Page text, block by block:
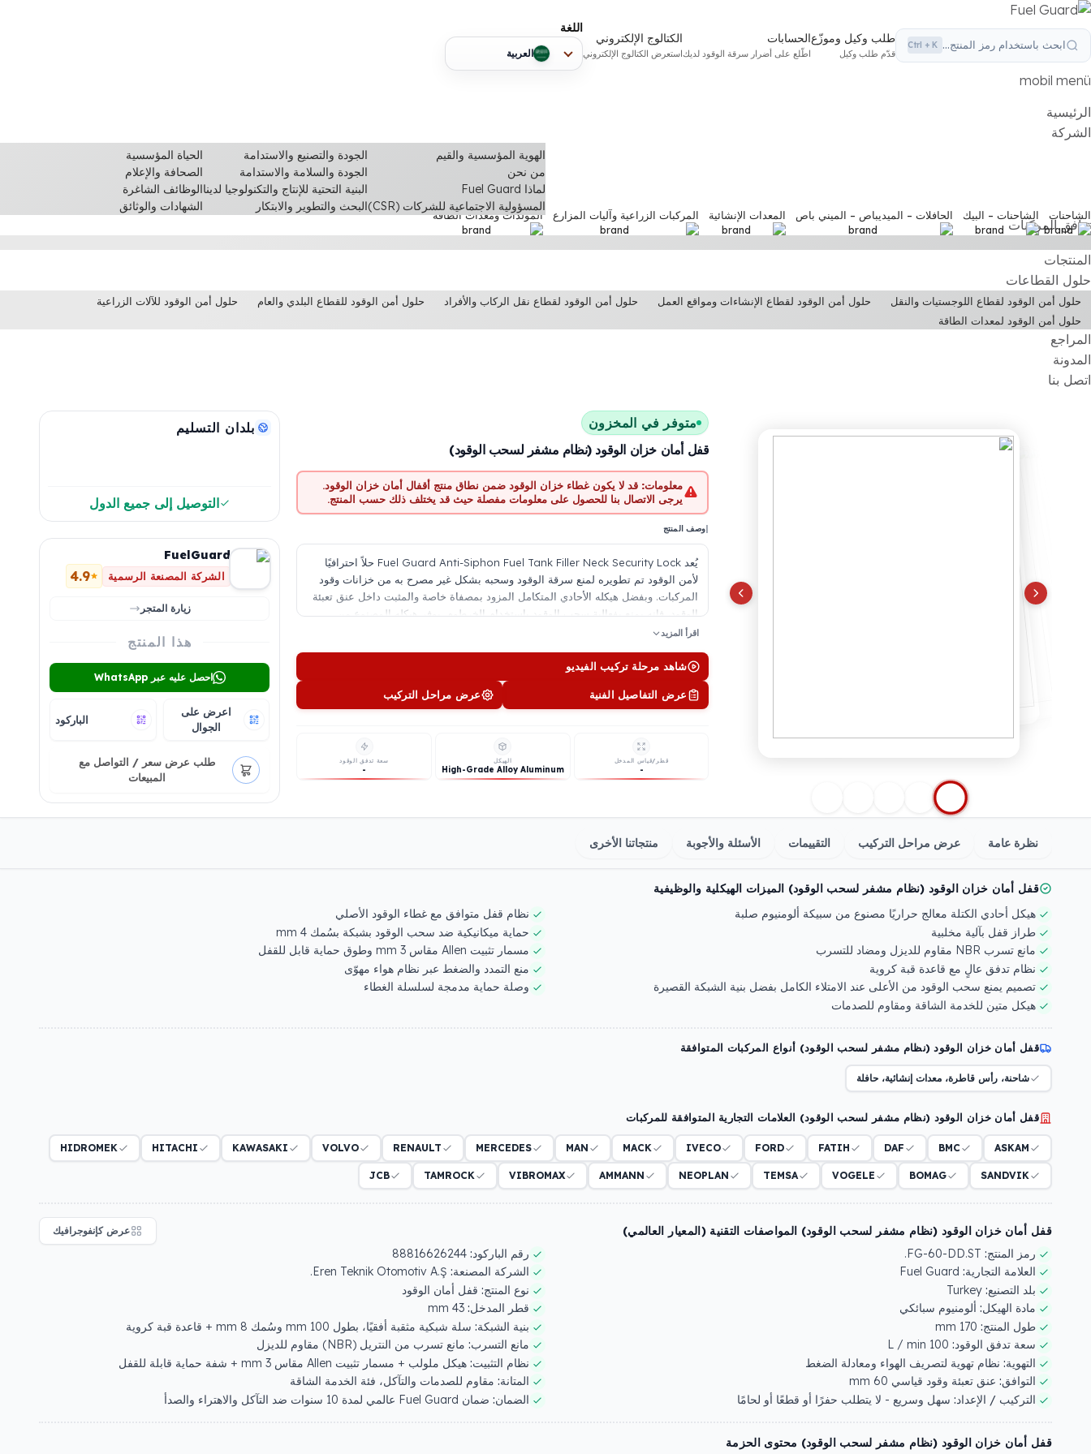
ابحث باستخدام رمز المنتج... Ctrl + K طلب وكيل وموزّع
قدّم طلب وكيل
الحسابات
اطّلع على أضرار سرقة الوقود لديك
الكتالوج الإلكتروني
استعرض الكتالوج الإلكتروني
اللغة
العربية
mobil menü
الرئيسية
الشركة
الهوية المؤسسية والقيم
من نحن
لماذا Fuel Guard
المسؤولية الاجتماعية للشركات (CSR)
الجودة والتصنيع والاستدامة
الجودة والسلامة والاستدامة
البنية التحتية للإنتاج والتكنولوجيا لدينا
البحث والتطوير والابتكار
الحياة المؤسسية
الصحافة والإعلام
الوظائف الشاغرة
الشهادات والوثائق
توافق المركبات
الشاحنات الشاحنات – البيك الحافلات – الميديباص – الميني باص المعدات الإنشائية المركبات الزراعية وآليات المزارع المولدات ومعدات الطاقة
المنتجات
حلول القطاعات
حلول أمن الوقود لقطاع اللوجستيات والنقل حلول أمن الوقود لقطاع الإنشاءات ومواقع العمل حلول أمن الوقود لقطاع نقل الركاب والأفراد حلول أمن الوقود للقطاع البلدي والعام
حلول أمن الوقود للآلات الزراعية
حلول أمن الوقود لمعدات الطاقة
المراجع
المدونة
اتصل بنا
متوفر في المخزون
قفل أمان خزان الوقود (نظام مشفر لسحب الوقود)
معلومات: قد لا يكون غطاء خزان الوقود ضمن نطاق منتج أقفال أمان خزان الوقود.
يرجى الاتصال بنا للحصول على معلومات مفصلة حيث قد يختلف ذلك حسب المنتج.
|وصف المنتج
يُعد Fuel Guard Anti-Siphon Fuel Tank Filler Neck Security Lock حلاً احترافيًا
لأمن الوقود تم تطويره لمنع سرقة الوقود وسحبه بشكل غير مصرح به من خزانات وقود
المركبات. وبفضل هيكله الأحادي المتكامل المزود بمصفاة خاصة والمثبت داخل عنق تعبئة
الوقود، فإنه يمنع بفعالية سحب الوقود باستخدام الخرطوم. يوفر هيكله المصنوع من
الألومنيوم عالي الجودة مقاومة عالية للصدمات ومحاولات العبث الخارجية. وبفضل آلية
المصفاة الهندسي لا يعيق تدفق الوقود حتى أثناء التزويد عالي التدفق، ولا يطيل وقت
للمركبات لكل ماركة وطراز من المركبات العاملة بالديزل والبنزين وزيت الوقود.
اقرأ المزيد
شاهد مرحلة تركيب الفيديو
عرض التفاصيل الفنية عرض مراحل التركيب
قطر/قياس المدخل
-
الهيكل
High-Grade Alloy Aluminum
سعة تدفق الوقود
-
بلدان التسليم
التوصيل إلى جميع الدول
FuelGuard
الشركة المصنعة الرسمية 4.9
زيارة المتجر
هذا المنتج
احصل عليه عبر WhatsApp
اعرض على
الجوال
الباركود
طلب عرض سعر / التواصل مع
المبيعات
نظرة عامة عرض مراحل التركيب التقييمات الأسئلة والأجوبة منتجاتنا الأخرى
قفل أمان خزان الوقود (نظام مشفر لسحب الوقود) الميزات الهيكلية والوظيفية
هيكل أحادي الكتلة معالج حراريًا مصنوع من سبيكة ألومنيوم صلبة
نظام قفل متوافق مع غطاء الوقود الأصلي
طراز قفل بآلية مخلبية
حماية ميكانيكية ضد سحب الوقود بشبكة بسُمك 4 mm
مانع تسرب NBR مقاوم للديزل ومضاد للتسرب
مسمار تثبيت Allen مقاس 3 mm وطوق حماية قابل للقفل
نظام تدفق عالٍ مع قاعدة قبة كروية
منع التمدد والضغط عبر نظام هواء مهوّى
تصميم يمنع سحب الوقود من الأعلى عند الامتلاء الكامل بفضل بنية الشبكة القصيرة
وصلة حماية مدمجة لسلسلة الغطاء
هيكل متين للخدمة الشاقة ومقاوم للصدمات
قفل أمان خزان الوقود (نظام مشفر لسحب الوقود) أنواع المركبات المتوافقة
شاحنة، رأس قاطرة، معدات إنشائية، حافلة
قفل أمان خزان الوقود (نظام مشفر لسحب الوقود) العلامات التجارية المتوافقة للمركبات
ASKAM
BMC
DAF
FATIH
FORD
IVECO
MACK
MAN
MERCEDES
RENAULT
VOLVO
KAWASAKI
HITACHI
HIDROMEK
SANDVIK
BOMAG
VOGELE
TEMSA
NEOPLAN
AMMANN
VIBROMAX
TAMROCK
JCB
قفل أمان خزان الوقود (نظام مشفر لسحب الوقود) المواصفات التقنية (المعيار العالمي) عرض كإنفوجرافيك
رمز المنتج: رقم الباركود: 88816626244
العلامة التجارية:
الشركة المصنعة:
بلد التصنيع:
نوع المنتج: قفل أمان الوقود
مادة الهيكل: ألومنيوم سبائكي قطر المدخل: 43 mm
طول المنتج:
بنية الشبكة: سلة شبكية مثقبة أفقيًا، بطول 100 mm وسُمك 8 mm + قاعدة قبة كروية
سعة تدفق الوقود:
مانع التسرب: مانع تسرب من النتريل (NBR) مقاوم للديزل
التهوية: نظام تهوية لتصريف الهواء ومعادلة الضغط نظام التثبيت: هيكل ملولب + مسمار تثبيت Allen مقاس 3 mm + شفة حماية قابلة للقفل
التوافق: عنق تعبئة وقود قياسي 60 mm المتانة: مقاوم للصدمات والتآكل، فئة الخدمة الشاقة
التركيب / الإعداد: سهل وسريع - لا يتطلب حفرًا أو قطعًا أو لحامًا الضمان: ضمان Fuel Guard عالمي لمدة 10 سنوات ضد التآكل والاهتراء والصدأ
قفل أمان خزان الوقود (نظام مشفر لسحب الوقود) محتوى الحزمة